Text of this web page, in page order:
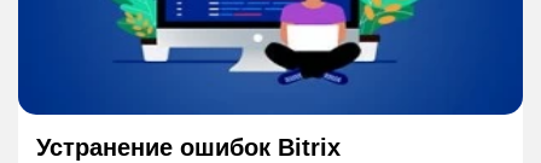
Устранение ошибок Bitrix